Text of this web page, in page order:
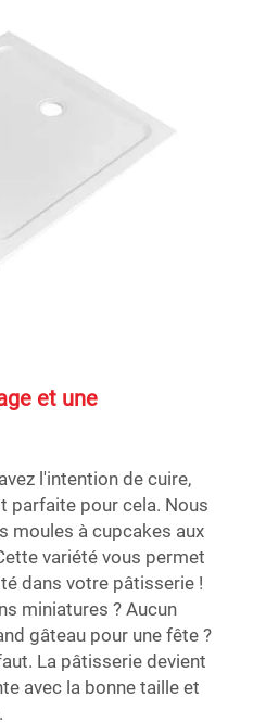
et une
l'intention de cuire,
parfaite pour cela. Nous
moules à cupcakes aux
variété vous permet
dans votre pâtisserie !
miniatures ? Aucun
gâteau pour une fête ?
La pâtisserie devient
avec la bonne taille et